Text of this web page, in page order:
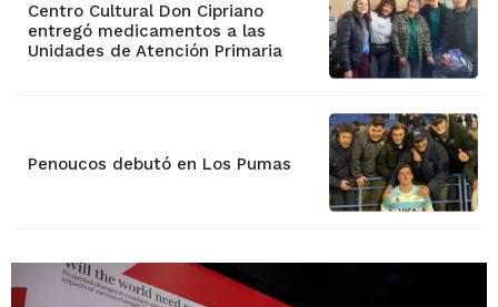
Centro Cultural Don Cipriano
entregó medicamentos a las
Unidades de Atención Primaria
Penoucos debutó en Los Pumas